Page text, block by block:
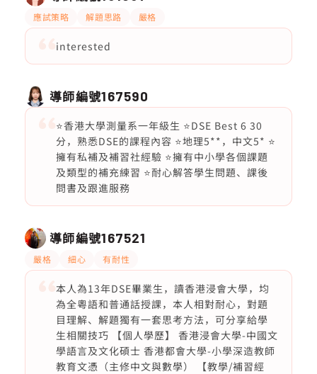
應試策略 解題思路 嚴格
interested
導師編號167590
⭐️香港大學測量系一年級生 ⭐️DSE Best 6 30
分，熟悉DSE的課程內容 ⭐️地理5**，中文5* ⭐️
擁有私補及補習社經驗 ⭐️擁有中小學各個課題
及類型的補充練習 ⭐️耐心解答學生問題、課後
問書及跟進服務
導師編號167521
嚴格 細心 有耐性
本人為13年DSE畢業生，讀香港浸會大學，均
為全粵語和普通話授課，本人相對耐心，對題
目理解、解題獨有一套思考方法，可分享給學
生相關技巧 【個人學歷】 香港浸會大學-中國文
學語言及文化碩士 香港都會大學-小學深造教師
教育文憑（主修中文與數學） 【教學/補習經